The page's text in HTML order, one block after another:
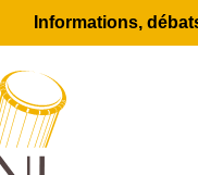
Informations,